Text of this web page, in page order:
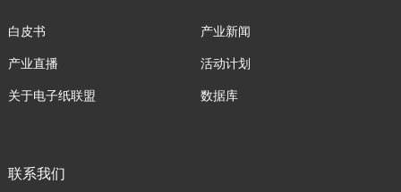
白皮书
产业直播
关于电子纸联盟
产业新闻
活动计划
数据库
联系我们